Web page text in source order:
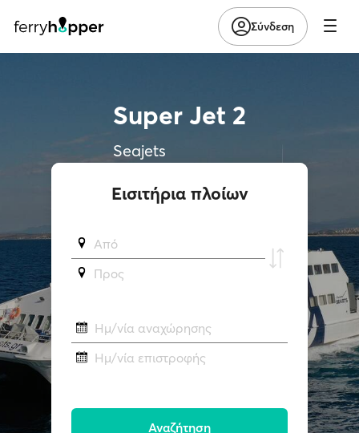
Σύνδεση
Super Jet 2
Seajets
Εισιτήρια πλοίων
Από
Προς
Ημ/νία αναχώρησης
Ημ/νία επιστροφής
Αναζήτηση